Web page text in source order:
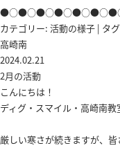
カテゴリー: 活動の様子 | タ
高崎南
2024.02.21
2月の活動
こんにちは！
ディグ・スマイル・高崎南教
厳しい寒さが続きますが、